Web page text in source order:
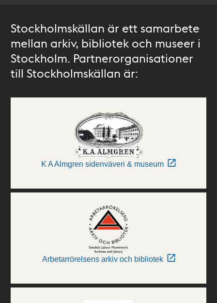
Stockholmskällan är ett samarbete
mellan arkiv, bibliotek och museer i
Stockholm. Partnerorganisationer
till Stockholmskällan är:
K A Almgren sidenväveri & museum
Arbetarrörelsens arkiv och bibliotek